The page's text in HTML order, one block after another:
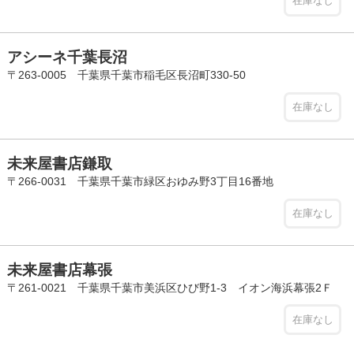
アシーネ千葉長沼
〒263-0005 千葉県千葉市稲毛区長沼町330-50
在庫なし
未来屋書店鎌取
〒266-0031 千葉県千葉市緑区おゆみ野3丁目16番地
在庫なし
未来屋書店幕張
〒261-0021 千葉県千葉市美浜区ひび野1-3 イオン海浜幕張2Ｆ
在庫なし